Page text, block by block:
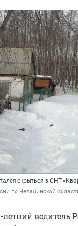
скрыться в СНТ
по Челябинской
водитель